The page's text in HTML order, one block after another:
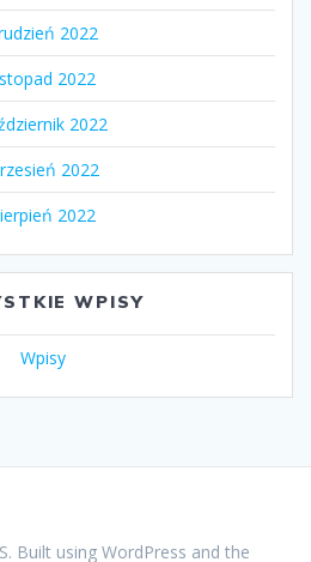
2022
2022
2022
2022
2022
WPISY
Wpisy
Built using WordPress and the